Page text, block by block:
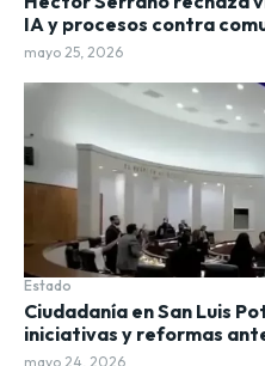
IA y procesos contra
mayo 25, 2026
Estado
Ciudadanía en San Luis
iniciativas y reformas
mayo 24, 2026